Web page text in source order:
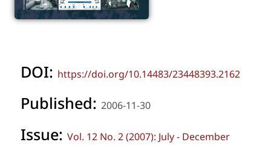
DOI: https://doi.org/10.14483/23448393.2162
Published: 2006-11-30
Issue: Vol. 12 No. 2 (2007): July - December